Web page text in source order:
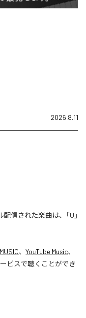
2026.8.11
信された楽曲は、「U」
、 YouTube Music、
ビスで聴くことができ